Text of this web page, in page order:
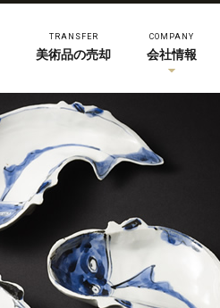
TRANSFER
美術品の売却
COMPANY
会社情報